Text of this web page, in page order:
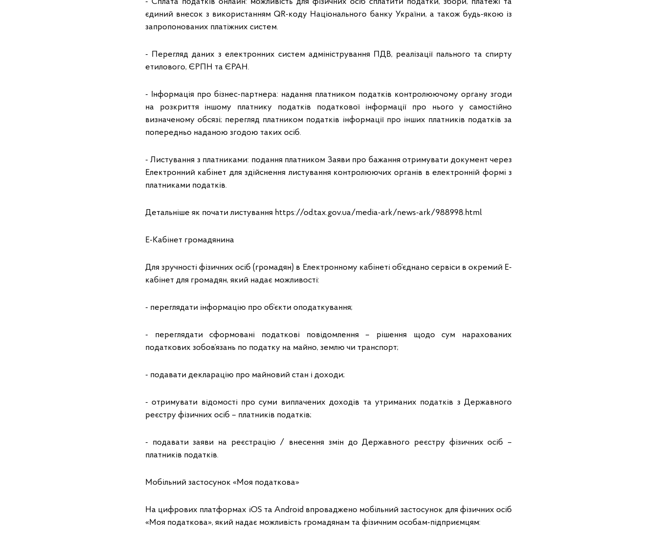
- Сплата податків онлайн: можливість для фізичних осіб сплатити податки, збори, платежі та
єдиний внесок з використанням QR-коду Національного банку України, а також будь-якою із
запропонованих платіжних систем.
- Перегляд даних з електронних систем адміністрування ПДВ, реалізації пального та спирту
етилового, ЄРПН та ЄРАН.
- Інформація про бізнес-партнера: надання платником податків контролюючому органу згоди
на розкриття іншому платнику податків податкової інформації про нього у самостійно
визначеному обсязі; перегляд платником податків інформації про інших платників податків за
попередньо наданою згодою таких осіб.
- Листування з платниками: подання платником Заяви про бажання отримувати документ через
Електронний кабінет для здійснення листування контролюючих органів в електронній формі з
платниками податків.
Детальніше як почати листування https://od.tax.gov.ua/media-ark/news-ark/988998.html
Е-Кабінет громадянина
Для зручності фізичних осіб (громадян) в Електронному кабінеті об’єднано сервіси в окремий Е-
кабінет для громадян, який надає можливості:
- переглядати інформацію про об’єкти оподаткування;
- переглядати сформовані податкові повідомлення – рішення щодо сум нарахованих
податкових зобов’язань по податку на майно, землю чи транспорт;
- подавати декларацію про майновий стан і доходи;
- отримувати відомості про суми виплачених доходів та утриманих податків з Державного
реєстру фізичних осіб – платників податків;
- подавати заяви на реєстрацію / внесення змін до Державного реєстру фізичних осіб –
платників податків.
Мобільний застосунок «Моя податкова»
На цифрових платформах iOS та Android впроваджено мобільний застосунок для фізичних осіб
«Моя податкова», який надає можливість громадянам та фізичним особам-підприємцям: